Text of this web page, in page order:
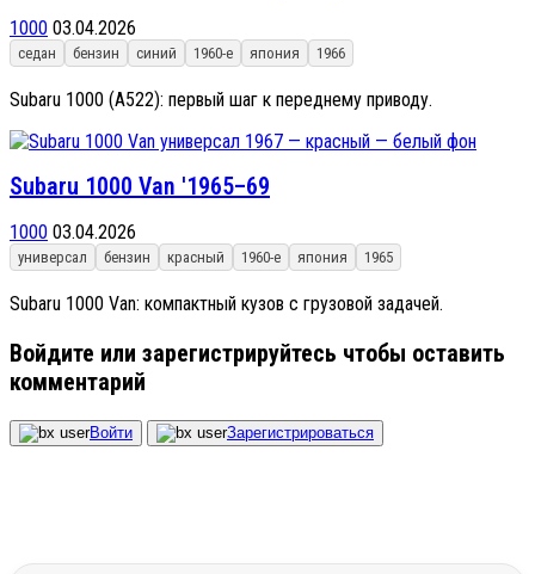
1000 03.04.2026
седан бензин синий 1960-е япония 1966
Subaru 1000 (A522): первый шаг к переднему приводу.
Subaru 1000 Van '1965–69
1000 03.04.2026
универсал бензин красный 1960-е япония 1965
Subaru 1000 Van: компактный кузов с грузовой задачей.
Войдите или зарегистрируйтесь чтобы оставить
комментарий
Войти Зарегистрироваться